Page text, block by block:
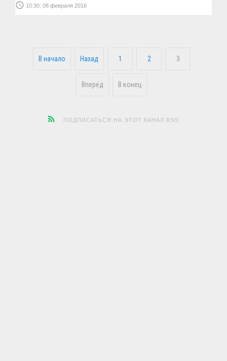
access_time 10:30; 08 февраля 2016
В начало Назад 1 2 3
Вперёд В конец
ПОДПИСАТЬСЯ НА ЭТОТ КАНАЛ RSS